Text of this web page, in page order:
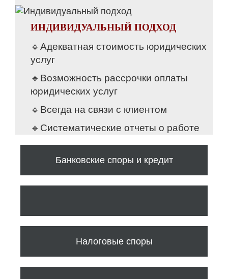
ИНДИВИДУАЛЬНЫЙ ПОДХОД
🔹Адекватная стоимость юридических
услуг
🔹Возможность рассрочки оплаты
юридических услуг
🔹Всегда на связи с клиентом
🔹Систематические отчеты о работе
Банковские споры и кредит
Налоговые споры